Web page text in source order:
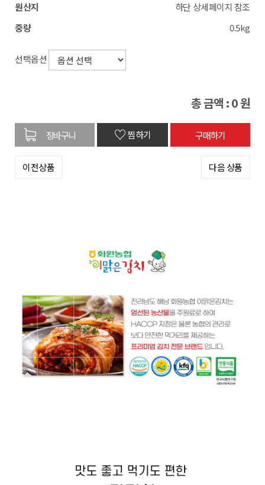
원산지
하단 상세페이지 참조
중량
0.5kg
선택옵션
총 금액 :0원
♡찜하기
이전상품 다음 상품